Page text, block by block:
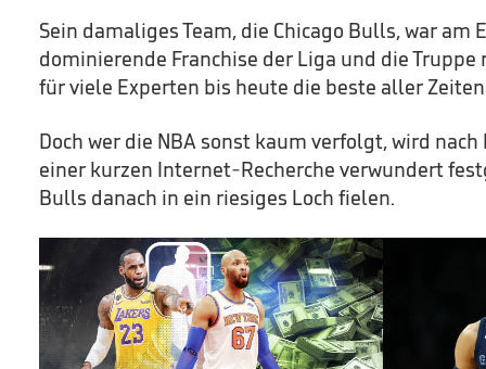
Sein damaliges Team, die Chicago Bulls, war am
dominierende Franchise der Liga und die
für viele Experten bis heute die beste aller
Doch wer die NBA sonst kaum verfolgt, wird
einer kurzen Internet-Recherche verwundert
Bulls danach in ein riesiges Loch fielen.